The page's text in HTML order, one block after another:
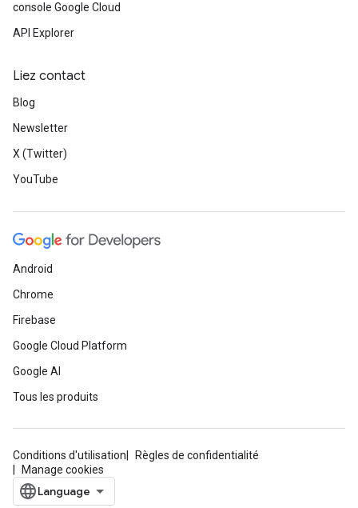
console Google Cloud
API Explorer
Liez contact
Blog
Newsletter
X (Twitter)
YouTube
Android
Chrome
Firebase
Google Cloud Platform
Google AI
Tous les produits
Conditions d'utilisation
Règles de confidentialité
Manage cookies